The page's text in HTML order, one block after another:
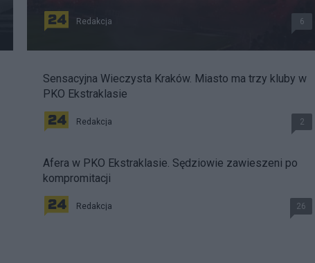
Redakcja 6
Sensacyjna Wieczysta Kraków. Miasto ma trzy kluby w
PKO Ekstraklasie
Redakcja 2
Afera w PKO Ekstraklasie. Sędziowie zawieszeni po
kompromitacji
Redakcja 26